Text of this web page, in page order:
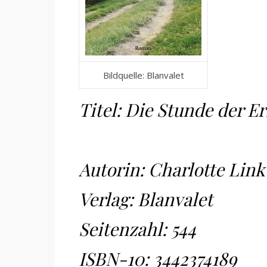
Bildquelle: Blanvalet
Titel: Die Stunde der
Autorin: Charlotte Link
Verlag: Blanvalet
Seitenzahl: 544
ISBN-10: 3442374189